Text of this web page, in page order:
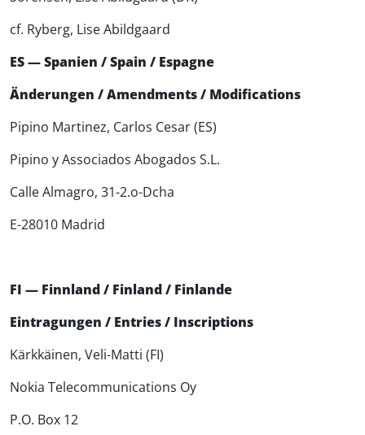
cf. Ryberg, Lise Abildgaard
ES — Spanien / Spain / Espagne
Änderungen / Amendments / Modifications
Pipino Martinez, Carlos Cesar (ES)
Pipino y Associados Abogados S.L.
Calle Almagro, 31-2.o-Dcha
E-28010 Madrid
FI — Finnland / Finland / Finlande
Eintragungen / Entries / Inscriptions
Kärkkäinen, Veli-Matti (FI)
Nokia Telecommunications Oy
P.O. Box 12